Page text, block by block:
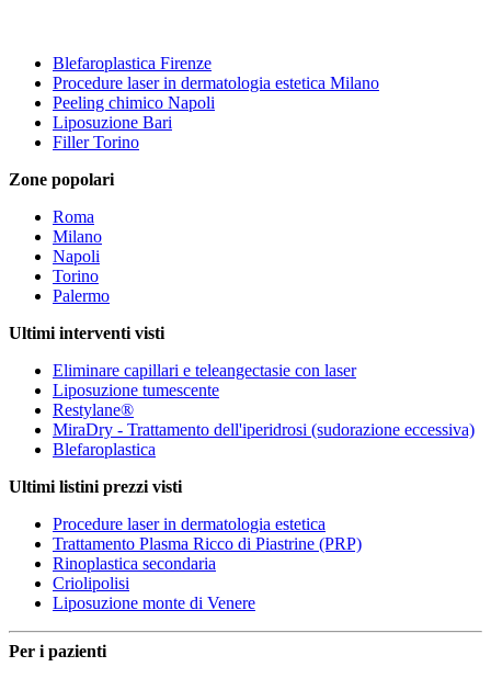
Blefaroplastica Firenze
Procedure laser in dermatologia estetica Milano
Peeling chimico Napoli
Liposuzione Bari
Filler Torino
Zone popolari
Roma
Milano
Napoli
Torino
Palermo
Ultimi interventi visti
Eliminare capillari e teleangectasie con laser
Liposuzione tumescente
Restylane®
MiraDry - Trattamento dell'iperidrosi (sudorazione eccessiva)
Blefaroplastica
Ultimi listini prezzi visti
Procedure laser in dermatologia estetica
Trattamento Plasma Ricco di Piastrine (PRP)
Rinoplastica secondaria
Criolipolisi
Liposuzione monte di Venere
Per i pazienti